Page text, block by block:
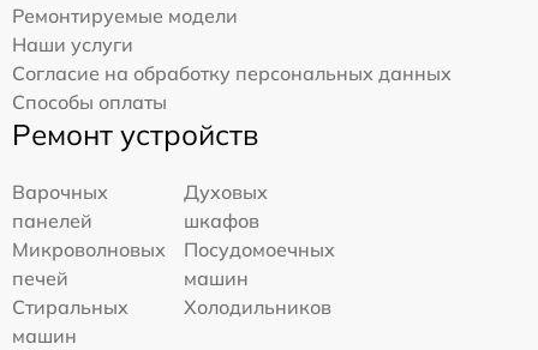
Ремонтируемые модели
Наши услуги
Согласие на обработку персональных данных
Способы оплаты
Ремонт устройств
Варочных
панелей
Духовых
шкафов
Микроволновых
печей
Посудомоечных
машин
Стиральных
машин
Холодильников